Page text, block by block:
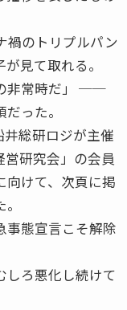
禍のトリプルパン
見て取れる。
非常時だ」 ──
った。
総研ロジが主催
研究会」の会員
向けて、次頁に掲
態宣言こそ解除
しろ悪化し続けて